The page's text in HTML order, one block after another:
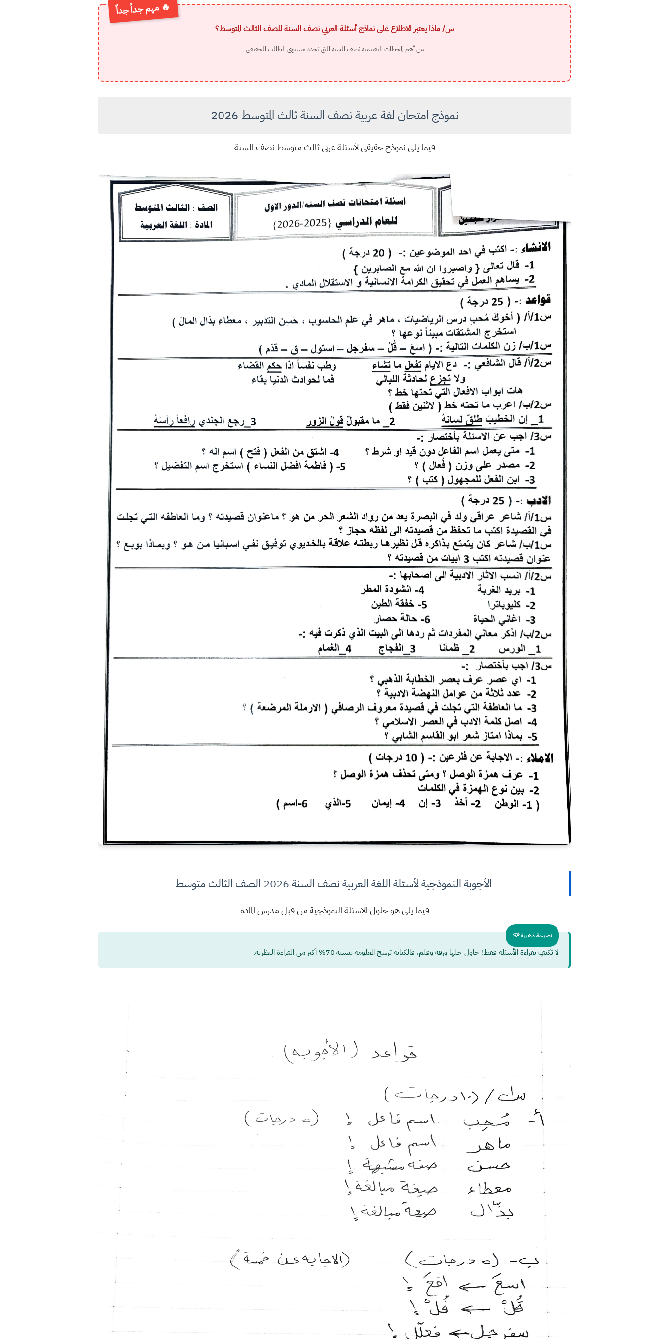
🔥 مهم جداً جداً
س/ ماذا يعتبر الاطلاع على نماذج أسئلة العربي نصف السنة للصف الثالث المتوسط؟
من أهم المحطات التقييمية نصف السنة التي تحدد مستوى الطالب الحقيقي
نموذج امتحان لغة عربية نصف السنة ثالث المتوسط 2026
فيما يلي نموذج حقيقي لأسئلة عربي ثالث متوسط نصف السنة
الأجوبة النموذجية لأسئلة اللغة العربية نصف السنة 2026 الصف الثالث متوسط
فيما يلي هو حلول الاسئلة النموذجية من قبل مدرس المادة
نصيحة ذهبية 💡
لا تكتفِ بقراءة الأسئلة فقط! حاول حلها ورقة وقلم، فالكتابة ترسخ المعلومة بنسبة 70% أكثر من القراءة النظرية.